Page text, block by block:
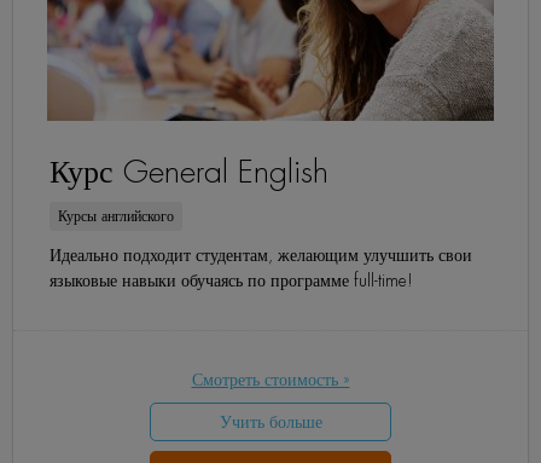
Курс General English
Курсы английского
Идеально подходит студентам, желающим улучшить свои
языковые навыки обучаясь по программе full-time!
Смотреть стоимость »
Учить больше